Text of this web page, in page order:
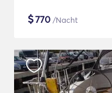
$770 /Nacht